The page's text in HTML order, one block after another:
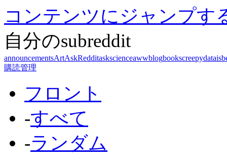
コンテンツにジャンプす
自分のsubreddit
announcementsArtAskRedditaskscienceawwblogbookscreepy
購読管理
フロント
-すべて
-ランダム